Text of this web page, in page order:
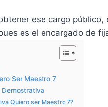
ese cargo
es el encargado de
Ser Maestro 7
Demostrativa
Quiero ser Maestro 7?